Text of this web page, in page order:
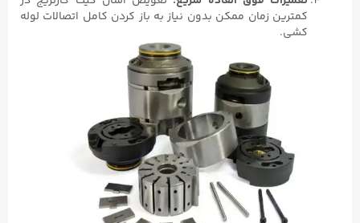
کمترین زمان ممکن بدون نیاز به باز کردن کامل اتصالات لوله‌
کشی.